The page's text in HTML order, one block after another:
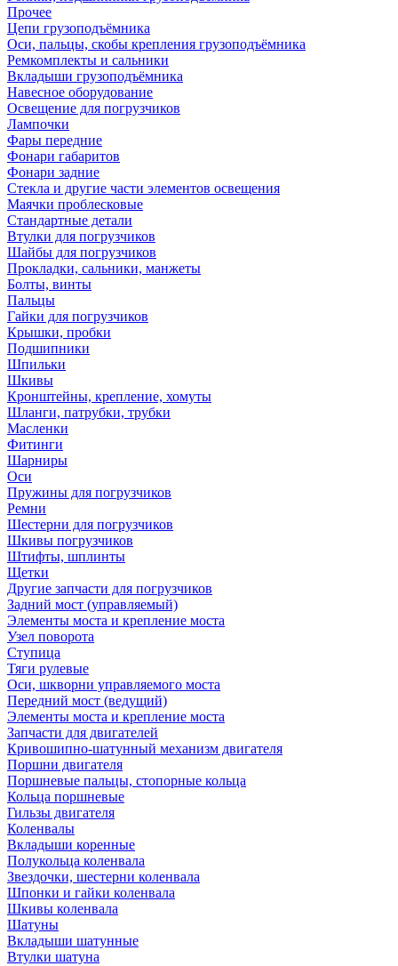
Прочее
Цепи грузоподъёмника
Оси, пальцы, скобы крепления грузоподъёмника
Ремкомплекты и сальники
Вкладыши грузоподъёмника
Навесное оборудование
Освещение для погрузчиков
Лампочки
Фары передние
Фонари габаритов
Фонари задние
Стекла и другие части элементов освещения
Маячки проблесковые
Стандартные детали
Втулки для погрузчиков
Шайбы для погрузчиков
Прокладки, сальники, манжеты
Болты, винты
Пальцы
Гайки для погрузчиков
Крышки, пробки
Подшипники
Шпильки
Шкивы
Кронштейны, крепление, хомуты
Шланги, патрубки, трубки
Масленки
Фитинги
Шарниры
Оси
Пружины для погрузчиков
Ремни
Шестерни для погрузчиков
Шкивы погрузчиков
Штифты, шплинты
Щетки
Другие запчасти для погрузчиков
Задний мост (управляемый)
Элементы моста и крепление моста
Узел поворота
Ступица
Тяги рулевые
Оси, шкворни управляемого моста
Передний мост (ведущий)
Элементы моста и крепление моста
Запчасти для двигателей
Кривошипно-шатунный механизм двигателя
Поршни двигателя
Поршневые пальцы, стопорные кольца
Кольца поршневые
Гильзы двигателя
Коленвалы
Вкладыши коренные
Полукольца коленвала
Звездочки, шестерни коленвала
Шпонки и гайки коленвала
Шкивы коленвала
Шатуны
Вкладыши шатунные
Втулки шатуна